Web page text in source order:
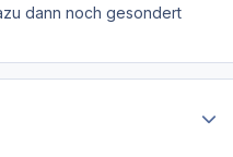
dann noch gesondert